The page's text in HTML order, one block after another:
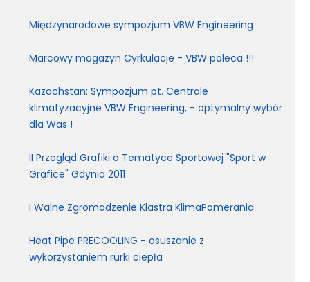
Międzynarodowe sympozjum VBW Engineering
Marcowy magazyn Cyrkulacje - VBW poleca !!!
Kazachstan: Sympozjum pt. Centrale
klimatyzacyjne VBW Engineering, - optymalny wybór
dla Was !
II Przegląd Grafiki o Tematyce Sportowej "Sport w
Grafice" Gdynia 2011
I Walne Zgromadzenie Klastra KlimaPomerania
Heat Pipe PRECOOLING - osuszanie z
wykorzystaniem rurki ciepła